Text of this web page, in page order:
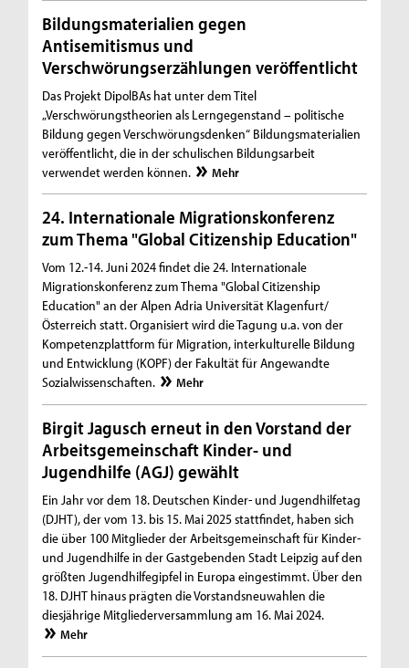
Bildungsmaterialien gegen
Antisemitismus und
Verschwörungserzählungen veröffentlicht
Das Projekt DipolBAs hat unter dem Titel
„Verschwörungstheorien als Lerngegenstand – politische
Bildung gegen Verschwörungsdenken“ Bildungsmaterialien
veröffentlicht, die in der schulischen Bildungsarbeit
verwendet werden können.
Mehr
24. Internationale Migrationskonferenz
zum Thema "Global Citizenship Education"
Vom 12.-14. Juni 2024 findet die 24. Internationale
Migrationskonferenz zum Thema "Global Citizenship
Education" an der Alpen Adria Universität Klagenfurt/
Österreich statt. Organisiert wird die Tagung u.a. von der
Kompetenzplattform für Migration, interkulturelle Bildung
und Entwicklung (KOPF) der Fakultät für Angewandte
Sozialwissenschaften.
Mehr
Birgit Jagusch erneut in den Vorstand der
Arbeitsgemeinschaft Kinder- und
Jugendhilfe (AGJ) gewählt
Ein Jahr vor dem 18. Deutschen Kinder- und Jugendhilfetag
(DJHT), der vom 13. bis 15. Mai 2025 stattfindet, haben sich
die über 100 Mitglieder der Arbeitsgemeinschaft für Kinder-
und Jugendhilfe in der Gastgebenden Stadt Leipzig auf den
größten Jugendhilfegipfel in Europa eingestimmt. Über den
18. DJHT hinaus prägten die Vorstandsneuwahlen die
diesjährige Mitgliederversammlung am 16. Mai 2024.
Mehr